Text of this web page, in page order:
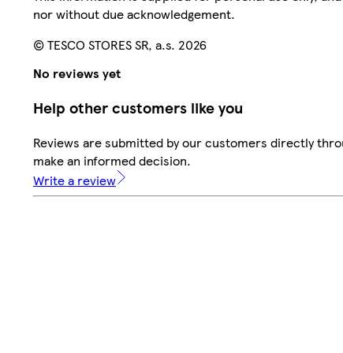
nor without due acknowledgement.
© TESCO STORES SR, a.s. 2026
No reviews yet
Help other customers like you
Reviews are submitted by our customers directly
make an informed decision.
Write a review